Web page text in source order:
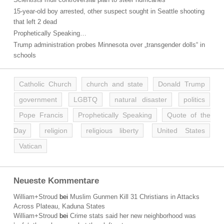
15-year-old boy arrested, other suspect sought in Seattle shooting
that left 2 dead
Prophetically Speaking…
Trump administration probes Minnesota over „transgender dolls“ in
schools
Catholic Church church and state
Donald Trump
government
LGBTQ natural disaster
politics
Pope Francis
Prophetically Speaking
Quote of the
Day
religion religious liberty
United States
Vatican
Neueste Kommentare
William+Stroud bei Muslim Gunmen Kill 31 Christians in Attacks
Across Plateau, Kaduna States
William+Stroud bei Crime stats said her new neighborhood was